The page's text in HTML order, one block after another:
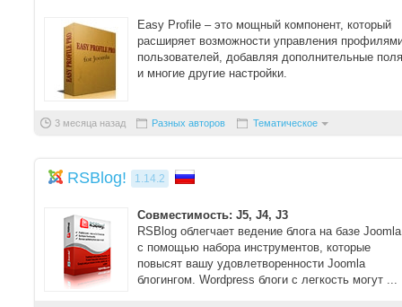
Easy Profile – это мощный компонент, который
расширяет возможности управления
пользователей, добавляя дополнительные поля
и многие другие настройки.
3 месяца назад Разных авторов Тематическое
RSBlog! 1.14.2
Совместимость: J5, J4, J3
RSBlog облегчает ведение блога на базе Joomla
с помощью набора инструментов, которые
повысят вашу удовлетворенности Joomla
блогингом. Wordpress блоги с легкость могут ...